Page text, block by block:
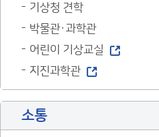
기상청 견학
박물관·과학관
어린이 기상교실
지진과학관
소통